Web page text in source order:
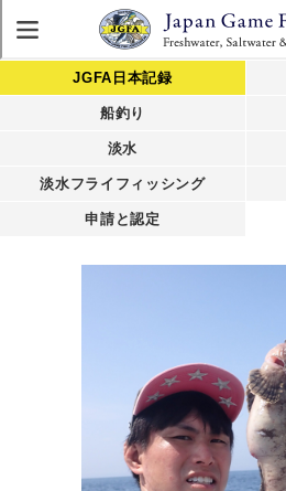
JGFA日本記録
船釣り
淡水
淡水フライフィッシング
申請と認定